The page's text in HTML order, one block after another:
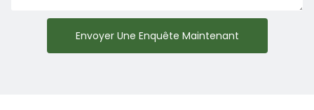
Envoyer Une Enquête Maintenant